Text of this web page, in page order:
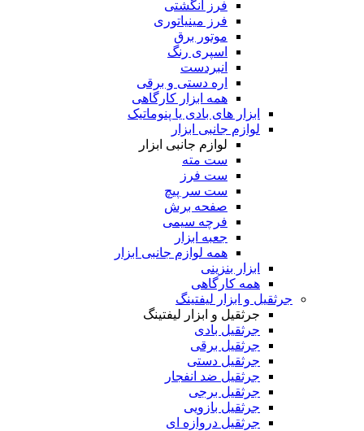
فرز انگشتی
فرز مینیاتوری
موتور برق
اسپری رنگ
انبردست
اره دستی و برقی
همه ابزار کارگاهی
ابزار های بادی یا پنوماتیک
لوازم جانبی ابزار
لوازم جانبی ابزار
ست مته
ست فرز
ست سر پیچ
صفحه برش
فرچه سیمی
جعبه ابزار
همه لوازم جانبی ابزار
ابزار بنزینی
همه کارگاهی
جرثقیل و ابزار لیفتینگ
جرثقیل و ابزار لیفتینگ
جرثقیل بادی
جرثقیل برقی
جرثقیل دستی
جرثقیل ضد انفجار
جرثقیل برجی
جرثقیل بازویی
جرثقیل دروازه ای